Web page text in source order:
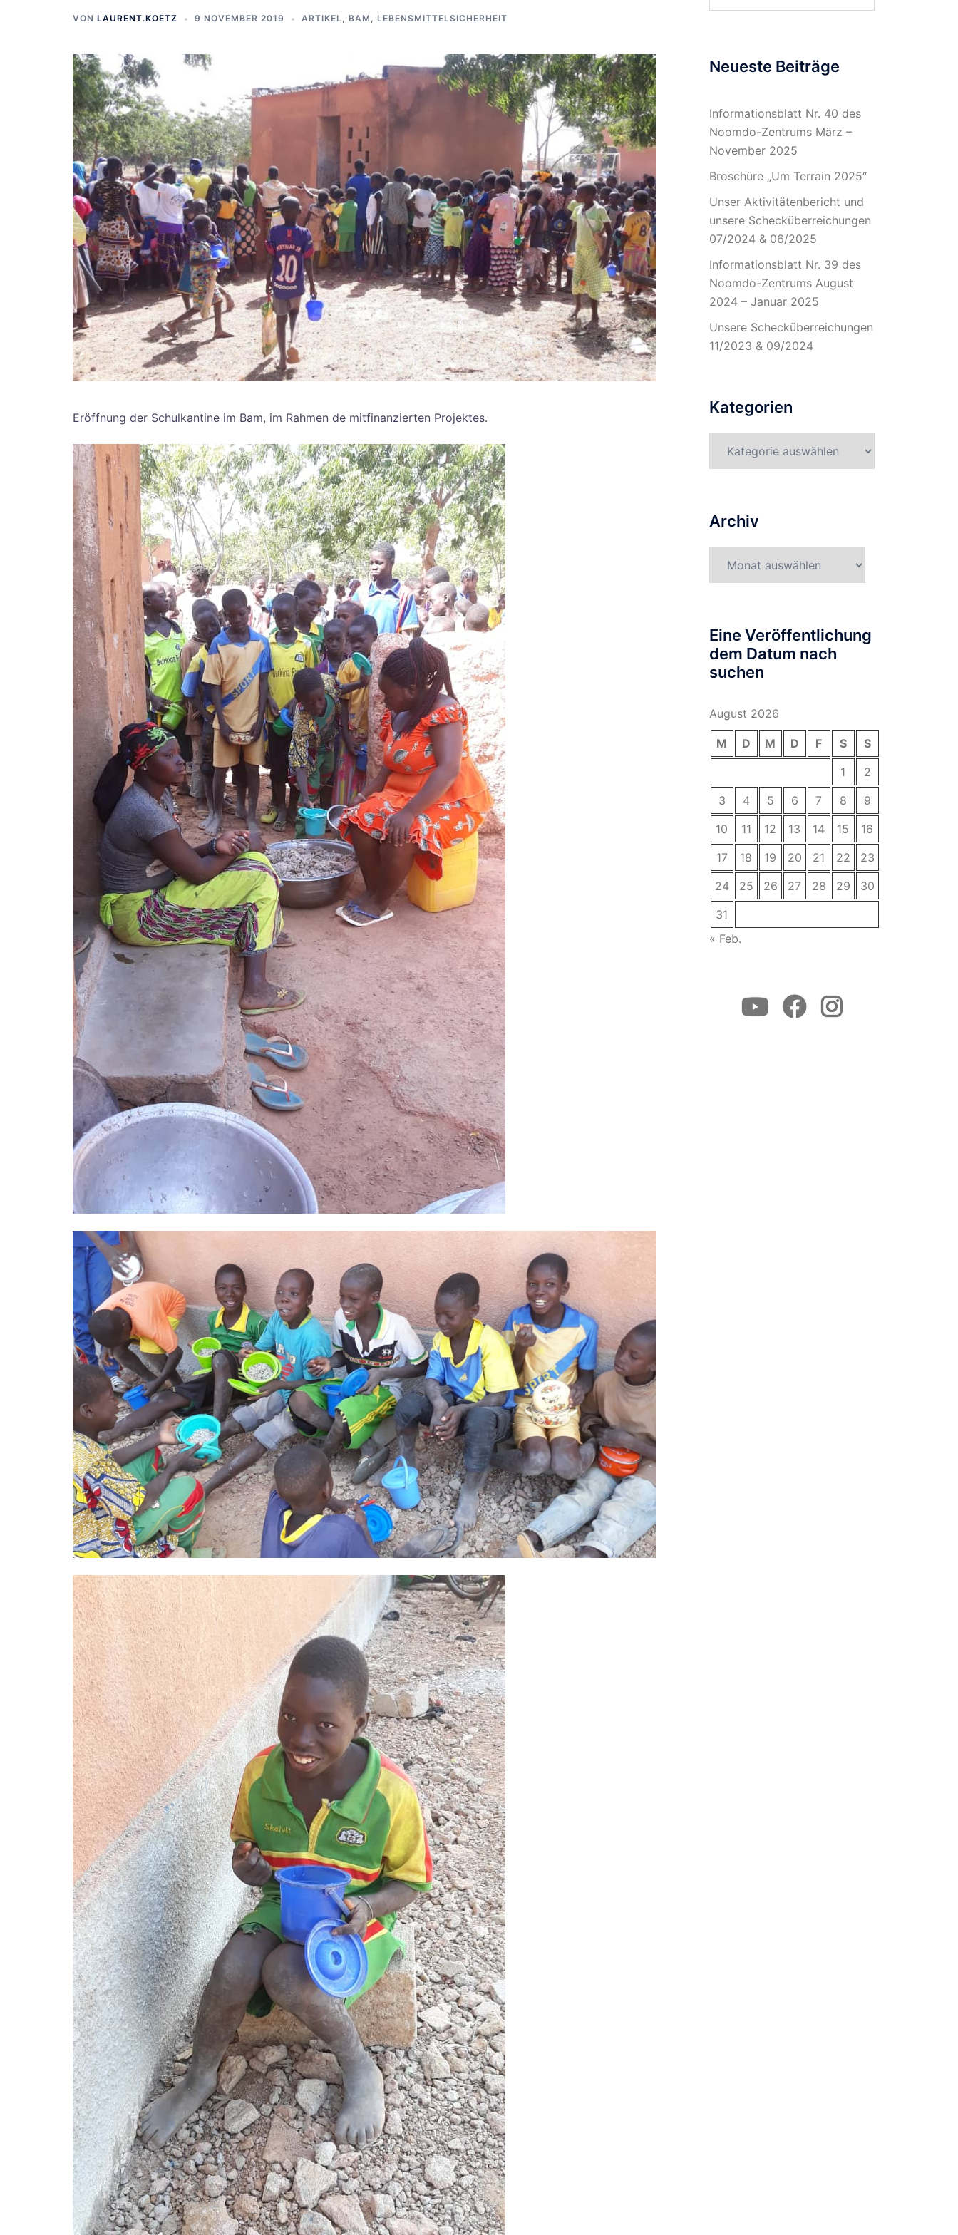
VON LAURENT.KOETZ 9 NOVEMBER 2019 ARTIKEL, BAM , LEBENSMITTELSICHERHEIT
Eröffnung der Schulkantine im Bam, im Rahmen de mitfinanzierten Projektes.
Neueste Beiträge
Informationsblatt Nr. 40 des
Noomdo-Zentrums März –
November 2025
Broschüre „Um Terrain 2025“
Unser Aktivitätenbericht und
unsere Schecküberreichungen
07/2024 & 06/2025
Informationsblatt Nr. 39 des
Noomdo-Zentrums August
2024 – Januar 2025
Unsere Schecküberreichungen
11/2023 & 09/2024
Kategorien
Archiv
Eine Veröffentlichung
dem Datum nach
suchen
August 2026
M D M D F S
S
1
2
3
4 5 6 7 8
9
10
11 12 13 14 15
16
17
18 19 20 21 22
23
24
25 26 27 28 29
30
31
« Feb.
YoutubeFacebookInstagram